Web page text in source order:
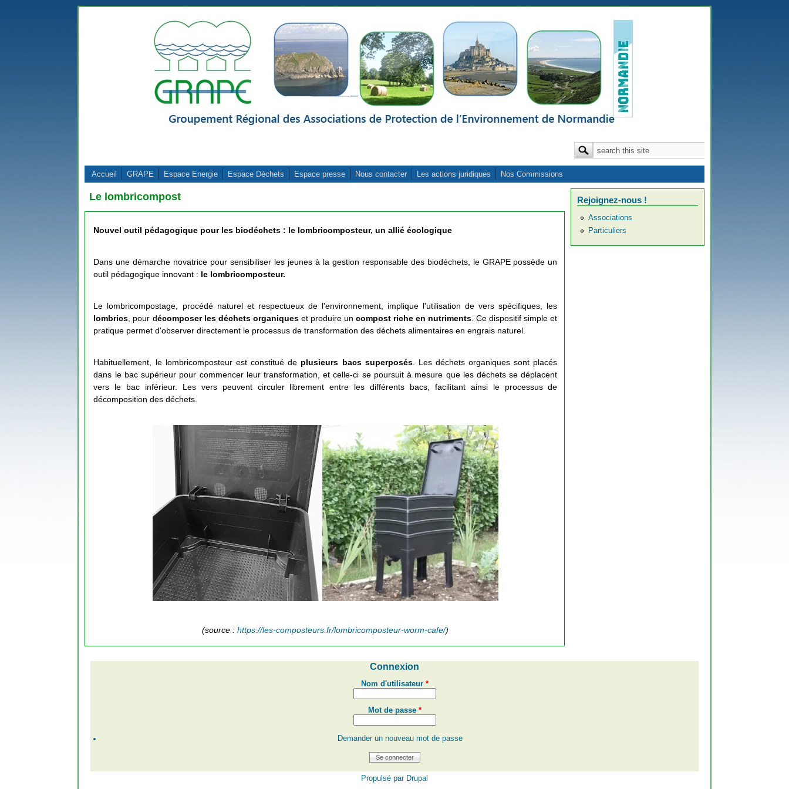
Formulaire de recherche
Rechercher
Accueil GRAPE Espace Energie Espace Déchets Espace presse Nous contacter Les actions juridiques Nos Commissions
Le lombricompost
Nouvel outil pédagogique pour les biodéchets : le lombricomposteur, un allié écologique
Dans une démarche novatrice pour sensibiliser les jeunes à la gestion responsable des biodéchets, le GRAPE possède un
outil pédagogique innovant : le lombricomposteur.
Le lombricompostage, procédé naturel et respectueux de l'environnement, implique l'utilisation de vers spécifiques, les
lombrics , pour décomposer les déchets organiqueset produire un compost riche en nutriments . Ce dispositif simple et
pratique permet d'observer directement le processus de transformation des déchets alimentaires en engrais naturel.
Habituellement, le lombricomposteur est constitué de plusieurs bacs superposés. Les déchets organiques sont placés
dans le bac supérieur pour commencer leur transformation, et celle-ci se poursuit à mesure que les déchets se déplacent
vers le bac inférieur. Les vers peuvent circuler librement entre les différents bacs, facilitant ainsi le processus de
décomposition des déchets.
(source :https://les-composteurs.fr/lombricomposteur-worm-cafe/)
Rejoignez-nous !
Associations
Particuliers
Connexion
Nom d'utilisateur *
Mot de passe *
Demander un nouveau mot de passe
Propulsé par Drupal